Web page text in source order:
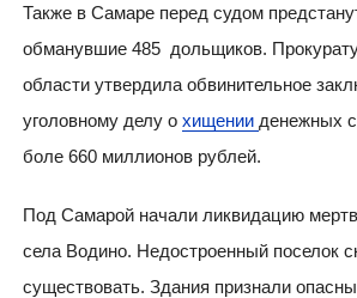
Также в Самаре перед судом
обманувшие 485 дольщиков.
области утвердила обвинительное
уголовному делу о хищении денежных
боле 660 миллионов рублей.
Под Самарой начали ликвидацию
села Водино. Недостроенный поселок
существовать. Здания признали